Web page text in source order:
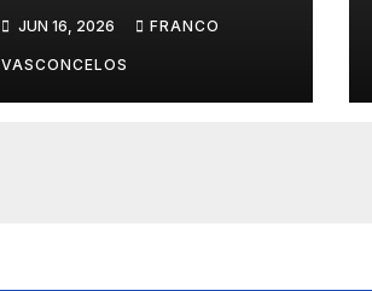
D?JUN 16, 2026 FRANCO
VASCONCELOS